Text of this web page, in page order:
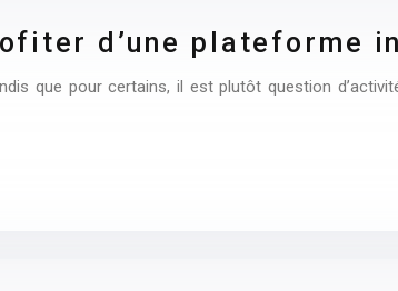
d’une plateforme
que pour certains, il est plutôt question